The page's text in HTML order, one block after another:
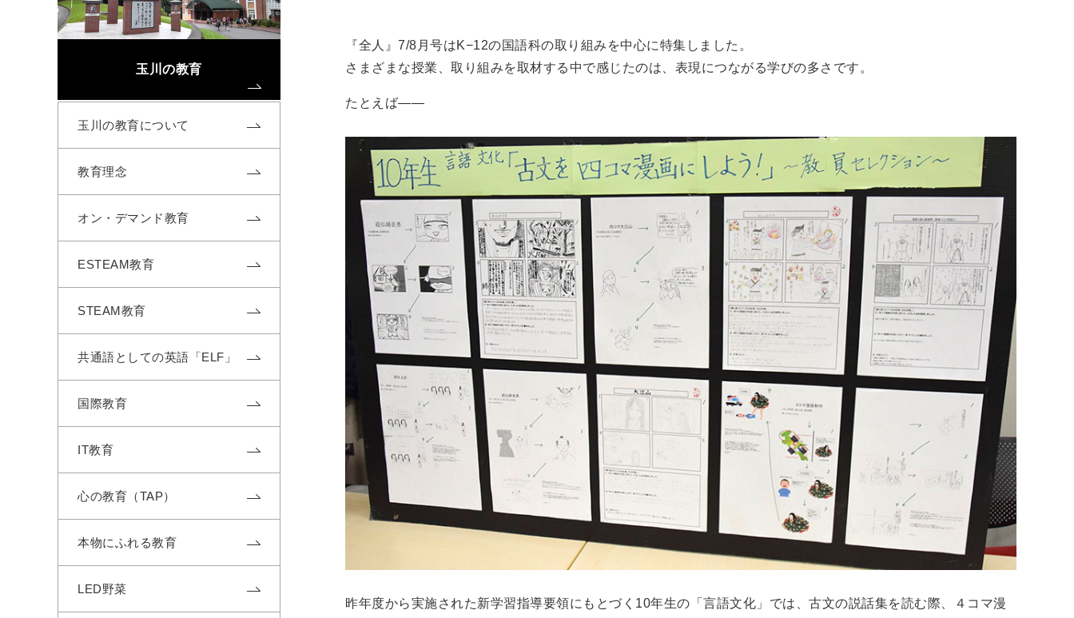
『全人』7/8月号はK−12の国語科の取り組みを中心に特集しました。
さまざまな授業、取り組みを取材する中で感じたのは、表現につながる学びの多さです。
たとえば――
昨年度から実施された新学習指導要領にもとづく10年生の「言語文化」では、古文の説話集を読む際、４コマ漫
玉川の教育
玉川の教育について
教育理念
オン・デマンド教育
ESTEAM教育
STEAM教育
共通語としての英語「ELF」
国際教育
IT教育
心の教育（TAP）
本物にふれる教育
LED野菜